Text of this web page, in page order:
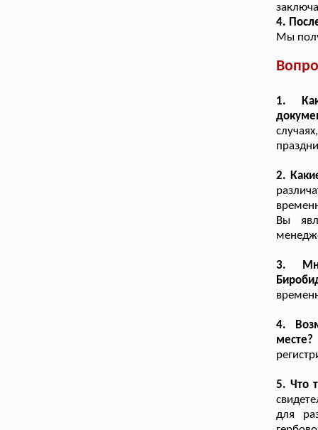
4.
Мы
1.
2.
Вы
3.
4.
месте?
5. Что
для